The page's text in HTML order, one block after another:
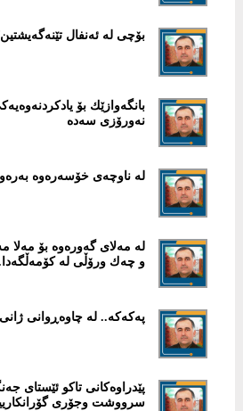
بۆچی لە ئەنفال
بانگەوازێك بۆ
نەورۆزی سەدە
لە ناوچەی خۆسەرەوە
لە مەلای گەورەوە بۆ مەلا
و چەك ورۆڵی لە
پەکەکە.. لە چاوەڕوانی ژانی
پێدراوەکانی تاکو ئێستای
سرووشت وجۆری